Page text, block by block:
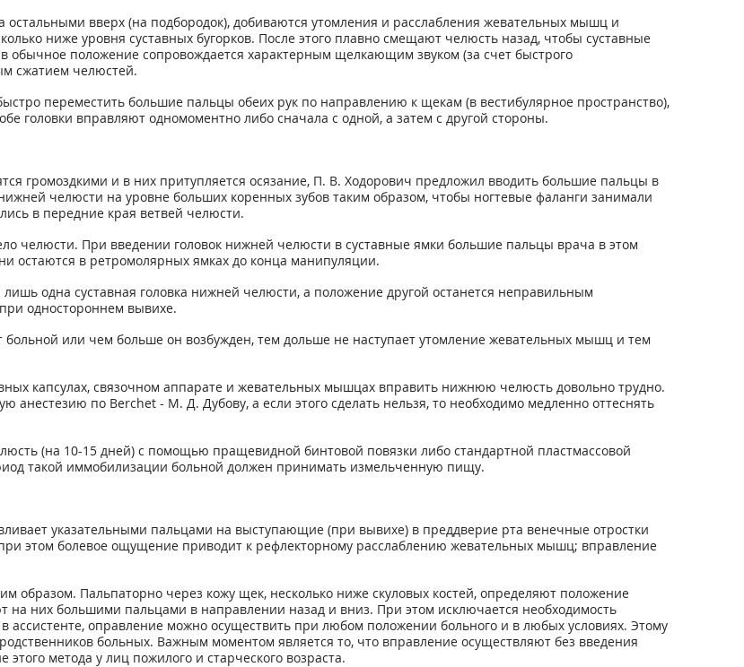
вверх (на подбородок), добиваются утомления и расслабления жевательных мышц и
ниже уровня суставных бугорков. После этого плавно смещают челюсть назад, чтобы суставные
обычное положение сопровождается характерным щелкающим звуком (за счет быстрого
сжатием челюстей.
переместить большие пальцы обеих рук по направлению к щекам (в вестибулярное пространство),
головки вправляют одномоментно либо сначала с одной, а затем с другой стороны.
громоздкими и в них притупляется осязание, П. В. Ходорович предложил вводить большие пальцы в
челюсти на уровне больших коренных зубов таким образом, чтобы ногтевые фаланги занимали
в передние края ветвей челюсти.
челюсти. При введении головок нижней челюсти в суставные ямки большие пальцы врача в этом
остаются в ретромолярных ямках до конца манипуляции.
одна суставная головка нижней челюсти, а положение другой останется неправильным
одностороннем вывихе.
или чем больше он возбужден, тем дольше не наступает утомление жевательных мышц и тем
капсулах, связочном аппарате и жевательных мышцах вправить нижнюю челюсть довольно трудно.
анестезию по Berchet - М. Д. Дубову, а если этого сделать нельзя, то необходимо медленно оттеснять
(на 10-15 дней) с помощью пращевидной бинтовой повязки либо стандартной пластмассовой
такой иммобилизации больной должен принимать измельченную пищу.
указательными пальцами на выступающие (при вывихе) в преддверие рта венечные отростки
этом болевое ощущение приводит к рефлекторному расслаблению жевательных мышц; вправление
Пальпаторно через кожу щек, несколько ниже скуловых костей, определяют положение
них большими пальцами в направлении назад и вниз. При этом исключается необходимость
оправление можно осуществить при любом положении больного и в любых условиях. Этому
больных. Важным моментом является то, что вправление осуществляют без введения
метода у лиц пожилого и старческого возраста.